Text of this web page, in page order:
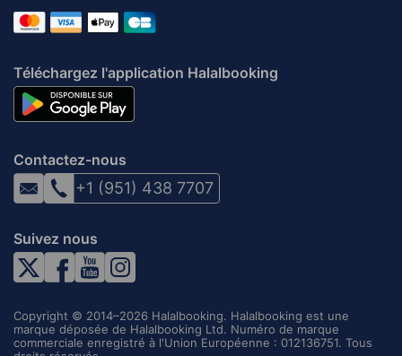
Téléchargez l'application Halalbooking
Contactez-nous
+1 (951) 438 7707
Suivez nous
Copyright © 2014–2026 Halalbooking. Halalbooking est une
marque déposée de Halalbooking Ltd. Numéro de marque
commerciale enregistré à l'Union Européenne : 012136751. Tous